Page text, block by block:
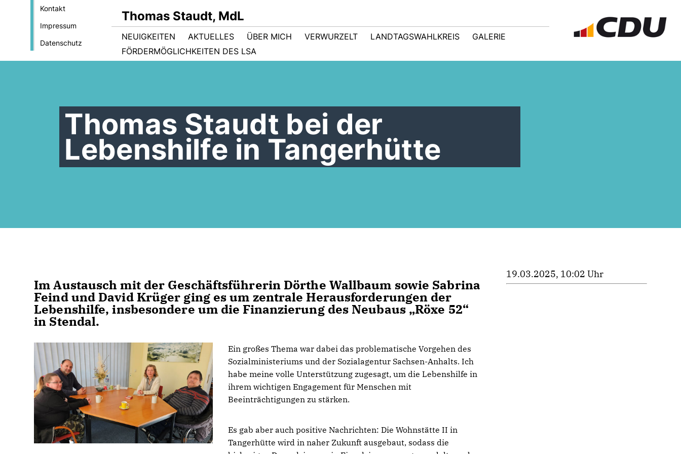
Kontakt
Impressum
Datenschutz
Thomas Staudt, MdL
NEUIGKEITEN AKTUELLES ÜBER MICH VERWURZELT LANDTAGSWAHLKREIS
GALERIE
FÖRDERMÖGLICHKEITEN DES LSA
Thomas Staudt bei der
Lebenshilfe in Tangerhütte
Im Austausch mit der Geschäftsführerin Dörthe Wallbaum sowie Sabrina
Feind und David Krüger ging es um zentrale Herausforderungen der
Lebenshilfe, insbesondere um die Finanzierung des Neubaus „Röxe 52“
in Stendal.
Ein großes Thema war dabei das problematische Vorgehen des
Sozialministeriums und der Sozialagentur Sachsen-Anhalts. Ich
habe meine volle Unterstützung zugesagt, um die Lebenshilfe in
ihrem wichtigen Engagement für Menschen mit
Beeinträchtigungen zu stärken.
Es gab aber auch positive Nachrichten: Die Wohnstätte II in
Tangerhütte wird in naher Zukunft ausgebaut, sodass die
19.03.2025, 10:02 Uhr